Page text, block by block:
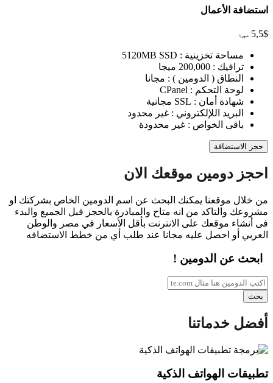
استضافة الأعمال
5,5$ شهريا
مساحة تخزينية : 5120MB SSD
ترافيك : 200,000 ميجا
النطاق ( الدومين ) : مجانا
لوحة التحكم : CPanel
شهادة أمان : SSL مجانية
البريد اللإلكتروني : غير محدود
باقى الخواص : غير محدودة
حجز الاستضافة
احجز دومين موقعك الان
من خلال موقعنا يمكنك البحث عن اسم الدومين الخاص بشركتك او
مشروعك والتاكد من انه متاح والمبادرة بالحجز قبل الجميع والبدء
فى أنشاء موقعك على الانترنت بأقل الأسعار في مصر والوطن
العربي أو احصل عليه مجانا عند طلب أي من خطط الاستضافه
ابحث عن الدومين !
بحث
عن
الدومين
بحث
أفضل خدماتنا
تطبيقات الهواتف الذكية